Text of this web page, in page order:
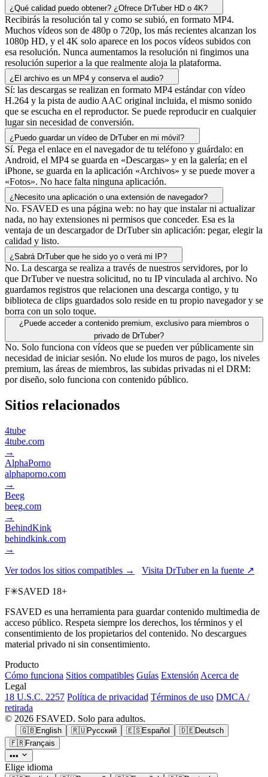
¿Qué calidad puedo obtener? ¿Ofrece DrTuber HD o 4K?
Recibirás la resolución tal y como se subió, en formato MP4.
Muchos vídeos son de 480p o 720p, los más recientes alcanzan los
1080p HD, y el 4K solo aparece en los pocos vídeos subidos con
esa resolución. Nunca aumentamos la resolución ni fingimos una
resolución superior a la que realmente aloja la plataforma.
¿El archivo es un MP4 y conserva el audio?
Sí: las descargas se realizan en formato MP4 estándar con vídeo
H.264 y la pista de audio AAC original incluida, el mismo sonido
que se escucha en el reproductor. Se puede reproducir en cualquier
lugar sin necesidad de conversión.
¿Puedo guardar un vídeo de DrTuber en mi móvil?
Sí. Pega el enlace en el navegador de tu teléfono y guárdalo: en
Android, el MP4 se guarda en «Descargas» y en la galería; en el
iPhone, se guarda en la aplicación «Archivos» y se puede mover a
«Fotos». No hace falta ninguna aplicación.
¿Necesito una aplicación o una extensión de navegador?
No. FSAVED es una página web: no hay que instalar ni actualizar
nada, no hay extensiones ni permisos que conceder. Esa es la
ventaja de un descargador de DrTuber sin aplicación: pegar, elegir la
calidad y listo.
¿Sabrá DrTuber que he sido yo o verá mi IP?
No. La descarga se realiza a través de nuestros servidores, por lo
que DrTuber ve nuestra solicitud, no tu IP vinculada al archivo. No
guardamos registros que relacionen una descarga contigo, y tu
biblioteca de clips guardados solo reside en tu propio navegador y se
borra con un solo toque.
¿Puede acceder a contenido premium, exclusivo para miembros o
privado de DrTuber?
No. Solo funciona con vídeos que se pueden ver públicamente sin
necesidad de iniciar sesión. No elude los muros de pago, los niveles
premium, las áreas de miembros, las subidas privadas ni el DRM:
por diseño, solo funciona con contenido público.
Sitios relacionados
4tube
4tube.com
→
AlphaPorno
alphaporno.com
→
Beeg
beeg.com
→
BehindKink
behindkink.com
→
Ver todos los sitios compatibles → Visita DrTuber en la fuente ↗
F✳SAVED 18+
FSAVED es una herramienta para guardar contenido multimedia de
acceso público. Respeta siempre los derechos, los términos y el
consentimiento de los propietarios del contenido. No descargues
material privado ni sin consentimiento.
Producto
Cómo funciona Sitios compatibles Guías Extensión Acerca de
Legal
18 U.S.C. 2257 Política de privacidad Términos de uso DMCA /
retirada
© 2026 FSAVED. Solo para adultos.
🇬🇧English 🇷🇺Русский 🇪🇸Español 🇩🇪Deutsch
🇫🇷Français
•••
Elige idioma